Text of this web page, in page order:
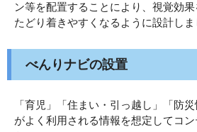
ン等を配置することにより、視覚効
たどり着きやすくなるように設計しま
べんりナビの設置
「育児」「住まい・引っ越し」「防
がよく利用される情報を想定してコ